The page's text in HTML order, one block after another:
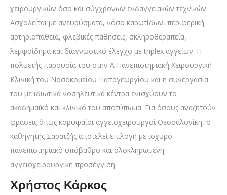
χειρουργικών όσο και σύγχρονων ενδαγγειακών τεχνικών.
Ασχολείται με ανευρύσματα, νόσο καρωτίδων, περιφερική
αρτηριοπάθεια, φλεβικές παθήσεις, σκληροθεραπεία,
λεμφοίδημα και διαγνωστικό έλεγχο με triplex αγγείων. Η
πολυετής παρουσία του στην Α΄ Πανεπιστημιακή Χειρουργική
Κλινική του Νοσοκομείου Παπαγεωργίου και η συνεργασία
του με ιδιωτικά νοσηλευτικά κέντρα ενισχύουν το
ακαδημαϊκό και κλινικό του αποτύπωμα. Για όσους αναζητούν
φράσεις όπως κορυφαίοι αγγειοχειρουργοί Θεσσαλονίκη, ο
καθηγητής Σαρατζής αποτελεί επιλογή με ισχυρό
πανεπιστημιακό υπόβαθρο και ολοκληρωμένη
αγγειοχειρουργική προσέγγιση.
Χρήστος Κάρκος